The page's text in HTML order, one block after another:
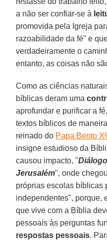
a não ser confiar-se à
promovida pela Igreja
razoabilidade da fé" e
verdadeiramente o
entanto, as coisas não
Como as ciências
bíblicas deram uma
aprofundar e purificar a
textos bíblicos de
reinado do Papa Bento
insigne estudioso da
causou impacto, "
Jerusalém", onde
próprias escolas bíblicas
independentes", porque,
que vive com a Bíblia
pessoais às perguntas
respostas pessoais.